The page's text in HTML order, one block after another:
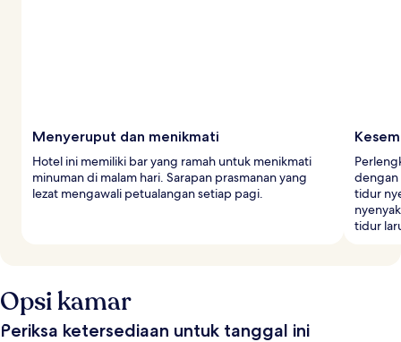
Menyeruput dan menikmati
Hotel ini memiliki bar yang ramah untuk menikmati
minuman di malam hari. Sarapan prasmanan yang
lezat mengawali petualangan setiap pagi.
dengan
tidur
tidur
Opsi kamar
Periksa ketersediaan untuk tanggal ini